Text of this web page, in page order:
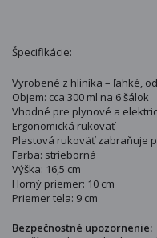
Špecifikácie:
Vyrobené z hliníka – ľahké,
Objem: cca 300 ml na 6 šálok
Vhodné pre plynové a
Ergonomická rukoväť
Plastová rukoväť zabraňuje
Farba: strieborná
Výška: 16,5 cm
Horný priemer: 10 cm
Priemer tela: 9 cm
Bezpečnostné upozornenie: